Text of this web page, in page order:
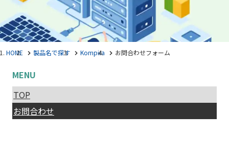
HOME 製品名で探す Kompira お問合わせフォーム
MENU
TOP
お問合わせ